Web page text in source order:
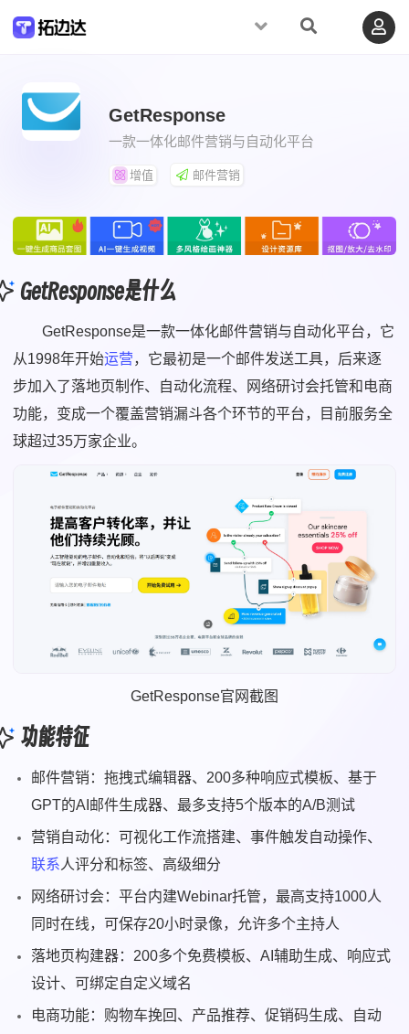
GetResponse
一款一体化邮件营销与自动化平台
增值 邮件营销
GetResponse是什么
GetResponse是一款一体化邮件营销与自动化平台，它
从1998年开始运营，它最初是一个邮件发送工具，后来逐
步加入了落地页制作、自动化流程、网络研讨会托管和电商
功能，变成一个覆盖营销漏斗各个环节的平台，目前服务全
球超过35万家企业。
GetResponse官网截图
功能特征
邮件营销：拖拽式编辑器、200多种响应式模板、基于
GPT的AI邮件生成器、最多支持5个版本的A/B测试
营销自动化：可视化工作流搭建、事件触发自动操作、
联系人评分和标签、高级细分
网络研讨会：平台内建Webinar托管，最高支持1000人
同时在线，可保存20小时录像，允许多个主持人
落地页构建器：200多个免费模板、AI辅助生成、响应式
设计、可绑定自定义域名
电商功能：购物车挽回、产品推荐、促销码生成、自动